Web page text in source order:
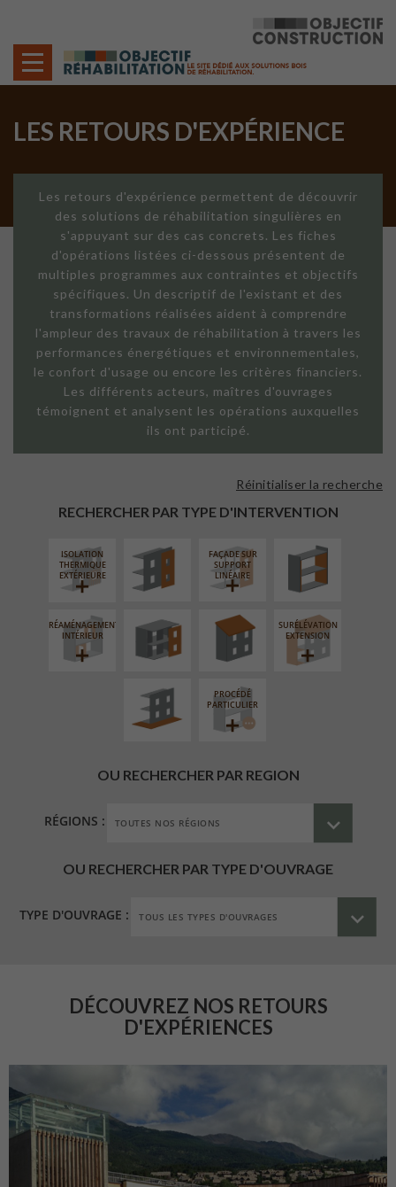
LES RETOURS D'EXPÉRIENCE
Les retours d'expérience permettent de découvrir
des solutions de réhabilitation singulières en
s'appuyant sur des cas concrets. Les fiches
d'opérations listées ci-dessous présentent de
multiples programmes aux contraintes et objectifs
spécifiques. Un descriptif de l'existant et des
transformations réalisées aident à comprendre
l'ampleur des travaux de réhabilitation à travers les
performances énergétiques et environnementales,
le confort d'usage ou encore les critères financiers.
Les différents acteurs, maîtres d'ouvrages
témoignent et analysent les opérations auxquelles
ils ont participé.
RECHERCHER PAR TYPE D'INTERVENTION
Réinitialiser la recherche
ISOLATION
THERMIQUE
EXTÉRIEURE
FAÇADE SUR
SUPPORT
LINÉAIRE
ISOLATION
INTÉRIEURE
RÉAMÉNAGEMENT
INTÉRIEUR
FERMETURE
LOGGIAS
RÉFECTION DES
TOITURES
SURÉLÉVATION
EXTENSION
AMÉNAGEMENT
EXTÉRIEUR
PROCÉDÉ
PARTICULIER
OU RECHERCHER PAR REGION
RÉGIONS :
OU RECHERCHER PAR TYPE D'OUVRAGE
TYPE D'OUVRAGE :
DÉCOUVREZ NOS RETOURS
D'EXPÉRIENCES